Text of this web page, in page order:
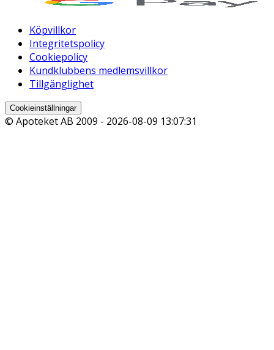
Köpvillkor
Integritetspolicy
Cookiepolicy
Kundklubbens medlemsvillkor
Tillgänglighet
Cookieinställningar
© Apoteket AB 2009 - 2026-08-09 13:07:31